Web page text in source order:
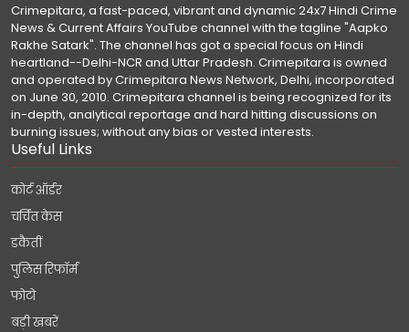
Crimepitara, a fast-paced, vibrant and dynamic 24x7 Hindi Crime
News & Current Affairs YouTube channel with the tagline "Aapko
Rakhe Satark". The channel has got a special focus on Hindi
heartland--Delhi-NCR and Uttar Pradesh. Crimepitara is owned
and operated by Crimepitara News Network, Delhi, incorporated
on June 30, 2010. Crimepitara channel is being recognized for its
in-depth, analytical reportage and hard hitting discussions on
burning issues; without any bias or vested interests.
Useful Links
कोर्ट ऑर्डर
चर्चित केस
डकैतीं
पुलिस रिफॉर्म
फोटो
बड़ी खबरें